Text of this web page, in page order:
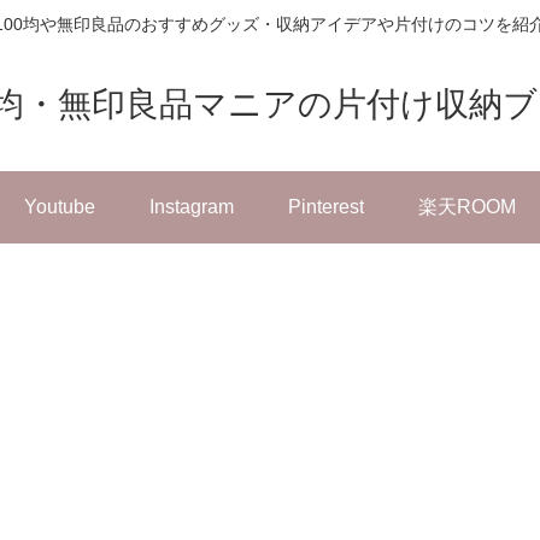
均や無印良品のおすすめグッズ・収納アイデアや片付けのコツを紹
・無印良品マニアの片付け収納
Youtube Instagram Pinterest 楽天ROOM